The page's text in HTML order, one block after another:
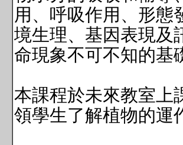
用、呼吸作用、形態
境生理、基因表現及
命現象不可不知的基
本課程於未來教室上
領學生了解植物的運